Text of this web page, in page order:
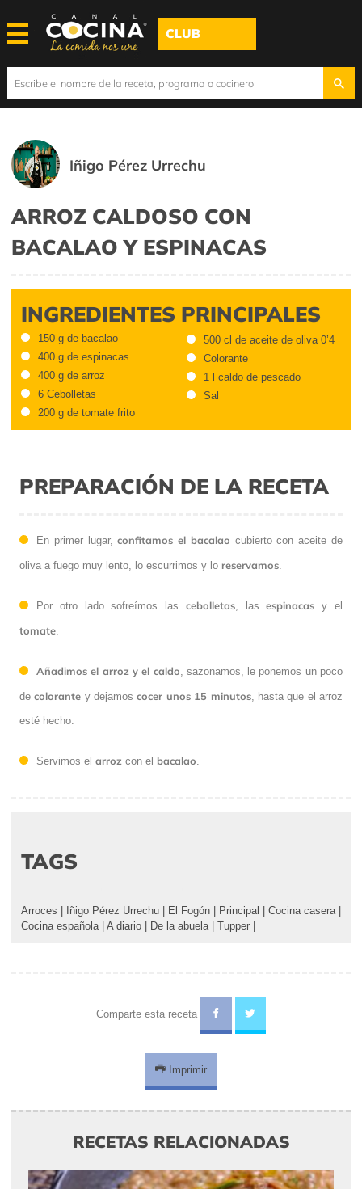
CLUB
Iñigo Pérez Urrechu
ARROZ CALDOSO CON
BACALAO Y ESPINACAS
INGREDIENTES PRINCIPALES
150 g de bacalao
400 g de espinacas
400 g de arroz
6 Cebolletas
200 g de tomate frito
500 cl de aceite de oliva 0’4
Colorante
1 l caldo de pescado
Sal
PREPARACIÓN DE LA RECETA
En primer lugar,confitamos el bacalao cubierto con aceite de
oliva a fuego muy lento, lo escurrimos y lo reservamos
Por otro lado sofreímos las cebolletas, lasespinacasy el
tomate
Añadimos el arroz y el caldo , sazonamos, le ponemos un poco
decolorante y dejamoscocer unos 15 minutos, hasta que el arroz
esté hecho.
Servimos el arroz con el bacalao
TAGS
Arroces | Iñigo Pérez Urrechu | El Fogón | Principal | Cocina casera |
Cocina española | A diario | De la abuela | Tupper |
Comparte esta receta
Imprimir
RECETAS RELACIONADAS